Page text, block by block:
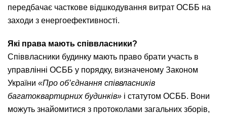
передбачає часткове відшкодування витрат ОСББ на
заходи з енергоефективності.
Які права мають співвласники?
Співвласники будинку мають право брати участь в
управлінні ОСББ у порядку, визначеному Законом
України «Про об’єднання співвласників
багатоквартирних будинків» і статутом ОСББ. Вони
можуть знайомитися з протоколами загальних зборів,